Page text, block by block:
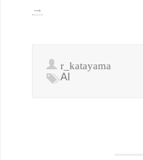
→
r_katayama
AI